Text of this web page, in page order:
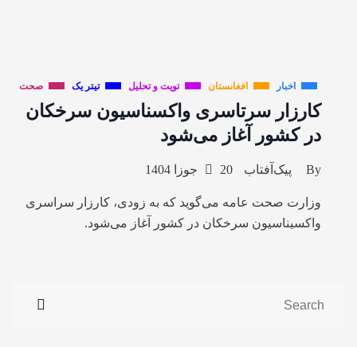
اخبار افغانستان تویت و تحلیل تیتر یک صحت
کارزار سرتاسری واکسناسیون سرخکان
در کشور آغاز می‌شود
By پیک‌آفتاب 20 جوزا 1404
وزارت صحت عامه می‌گوید که به زودی، کارزار سراسری
واکسیناسیون سرخکان در کشور آغاز می‌شود.